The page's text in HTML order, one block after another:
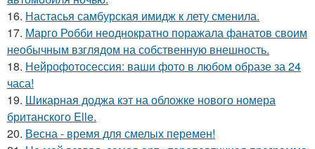
16. Настасья самбурская имидж к лету сменила.
17. Марго Робби неоднократно поражала фанатов своим
необычным взглядом на собственную внешность.
18. Нейрофотосессия: ваши фото в любом образе за 24
часа!
19. Шикарная доджа кэт на обложке нового номера
британского Elle.
20. Весна - время для смелых перемен!